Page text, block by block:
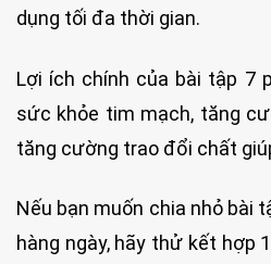
dụng tối đa thời gian.
Lợi ích chính của bài tập 7
sức khỏe tim mạch, tăng
tăng cường trao đổi chất
Nếu bạn muốn chia nhỏ bài
hàng ngày, hãy thử kết hợp